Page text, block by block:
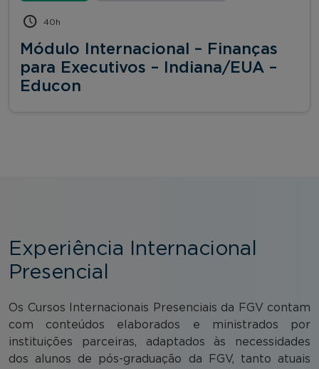
40h
Módulo Internacional – Finanças
para Executivos – Indiana/EUA –
Educon
Experiência Internacional
Presencial
Os Cursos Internacionais Presenciais da FGV contam
com conteúdos elaborados e ministrados por
instituições parceiras, adaptados às necessidades
dos alunos de pós-graduação da FGV, tanto atuais